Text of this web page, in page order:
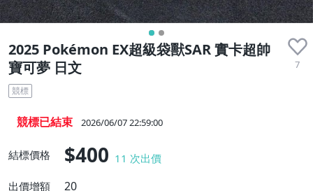
2025 Pokémon EX超級袋獸SAR 實卡超帥
寶可夢 日文
7
競標
競標已結束 2026/06/07 22:59:00
結標價格 $400 11 次出價
出價增額
20